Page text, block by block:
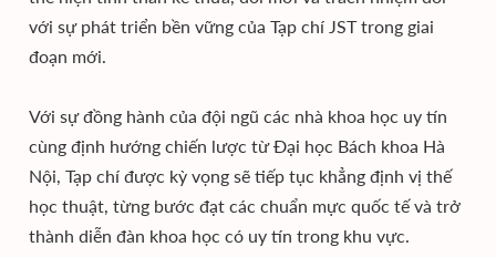
với sự phát triển bền vững của Tạp chí JST trong giai
đoạn mới.
Với sự đồng hành của đội ngũ các nhà khoa học uy tín
cùng định hướng chiến lược từ Đại học Bách khoa Hà
Nội, Tạp chí được kỳ vọng sẽ tiếp tục khẳng định vị thế
học thuật, từng bước đạt các chuẩn mực quốc tế và trở
thành diễn đàn khoa học có uy tín trong khu vực.